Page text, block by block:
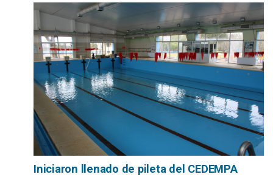
Iniciaron llenado de pileta del CEDEMPA